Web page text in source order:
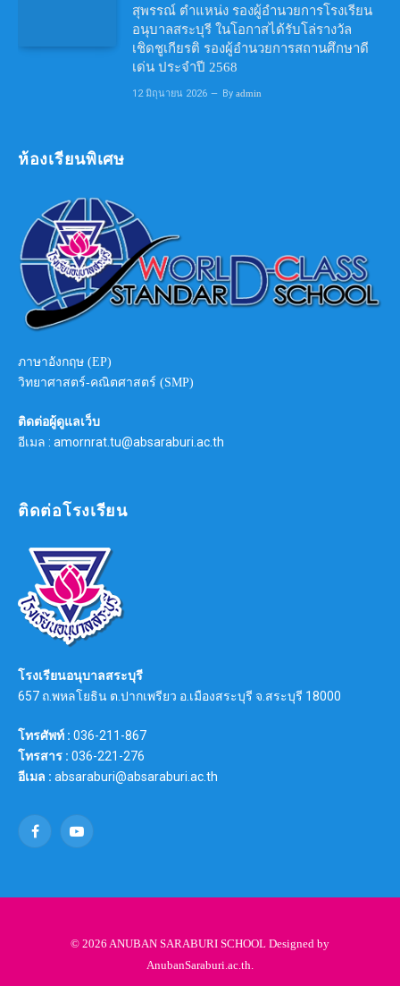
สุพรรณ์ ตำแหน่ง รองผู้อำนวยการโรงเรียน
อนุบาลสระบุรี ในโอกาสได้รับโล่รางวัล
เชิดชูเกียรติ รองผู้อำนวยการสถานศึกษาดี
เด่น ประจำปี 2568
12 มิถุนายน 2026 By admin
ห้องเรียนพิเศษ
ภาษาอังกฤษ (EP)
วิทยาศาสตร์-คณิตศาสตร์ (SMP)
ติดต่อผู้ดูแลเว็บ
อีเมล : amornrat.tu@absaraburi.ac.th
ติดต่อโรงเรียน
โรงเรียนอนุบาลสระบุรี
657 ถ.พหลโยธิน ต.ปากเพรียว อ.เมืองสระบุรี จ.สระบุรี 18000
โทรศัพท์ : 036-211-867
โทรสาร : 036-221-276
อีเมล : absaraburi@absaraburi.ac.th
FacebookYouTube
© 2026 ANUBAN SARABURI SCHOOL Designed by
AnubanSaraburi.ac.th